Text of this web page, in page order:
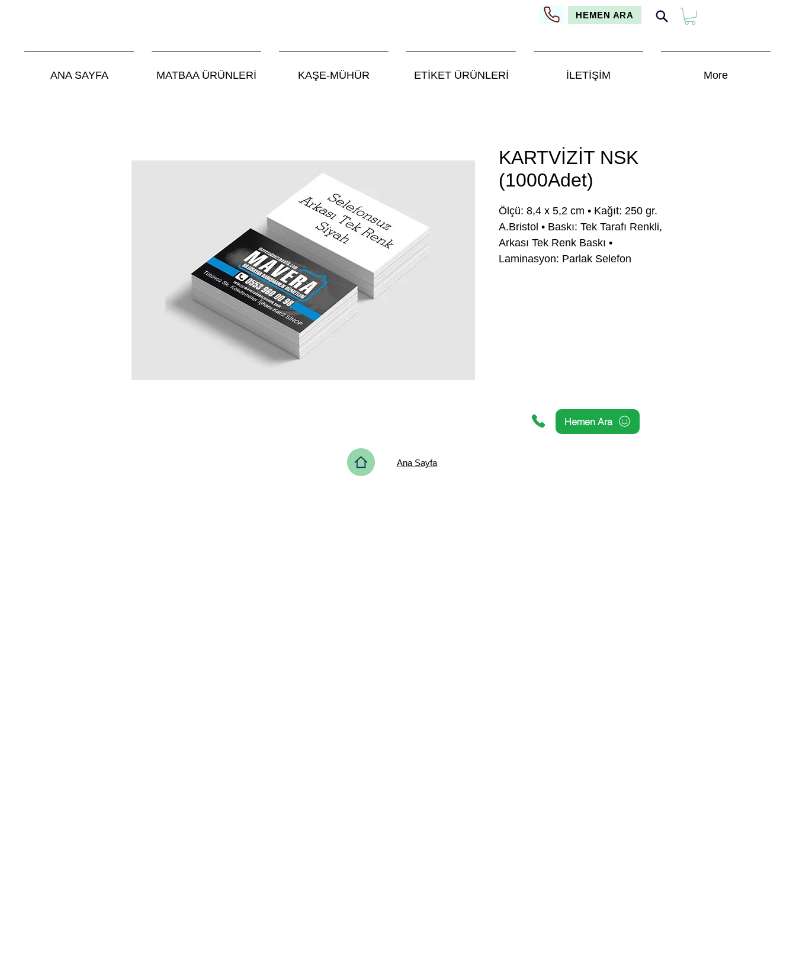
HEMEN ARA
ANA SAYFA MATBAA ÜRÜNLERİ KAŞE-MÜHÜR ETİKET ÜRÜNLERİ İLETİŞİM More
KARTVİZİT NSK
(1000Adet)
Ölçü: 8,4 x 5,2 cm • Kağıt: 250 gr.
A.Bristol • Baskı: Tek Tarafı Renkli,
Arkası Tek Renk Baskı •
Laminasyon: Parlak Selefon
Hemen Ara
Ana Sayfa